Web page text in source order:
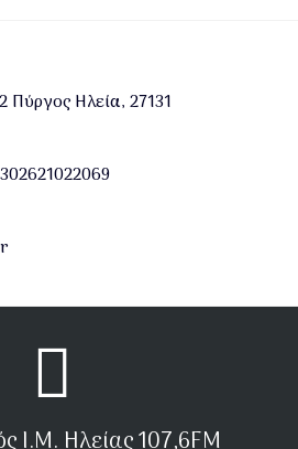
Πύργος Ηλεία, 27131